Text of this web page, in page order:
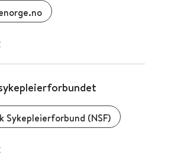
Sykepleierforbund (NSF)